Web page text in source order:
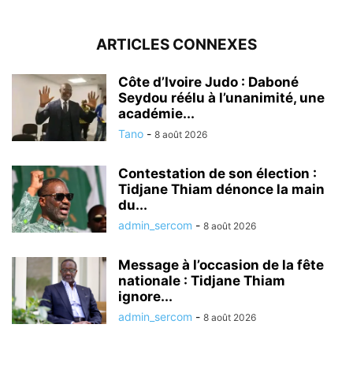
ARTICLES CONNEXES
Côte d’Ivoire Judo : Daboné
Seydou réélu à l’unanimité, une
académie...
Tano - 8 août 2026
Contestation de son élection :
Tidjane Thiam dénonce la main
du...
admin_sercom - 8 août 2026
Message à l’occasion de la fête
nationale : Tidjane Thiam
ignore...
admin_sercom - 8 août 2026